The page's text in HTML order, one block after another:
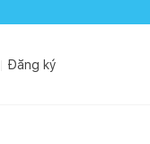
Đăng ký